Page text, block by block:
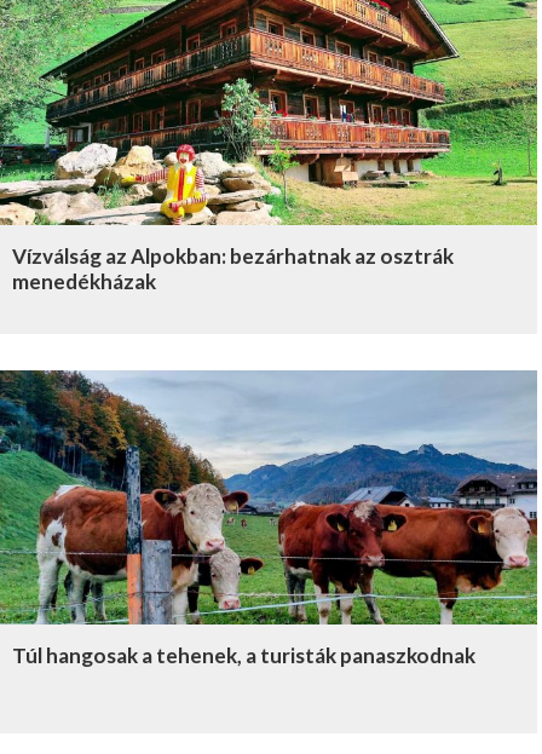
Vízválság az Alpokban: bezárhatnak az osztrák
menedékházak
Túl hangosak a tehenek, a turisták panaszkodnak